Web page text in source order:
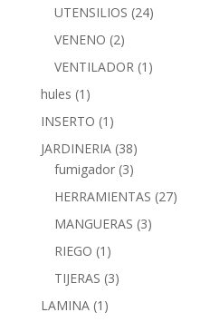
UTENSILIOS (24)
VENENO (2)
VENTILADOR (1)
hules (1)
INSERTO (1)
JARDINERIA (38)
fumigador (3)
HERRAMIENTAS (27)
MANGUERAS (3)
RIEGO (1)
TIJERAS (3)
LAMINA (1)